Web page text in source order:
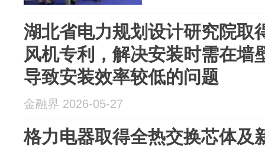
湖北省电力规划设计研究院取
风机专利，解决安装时需在墙
导致安装效率较低的问题
金融界 2026-05-27
格力电器取得全热交换芯体及